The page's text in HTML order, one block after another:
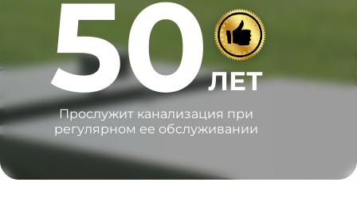
50ЛЕТ
Прослужит канализация при
регулярном ее обслуживании